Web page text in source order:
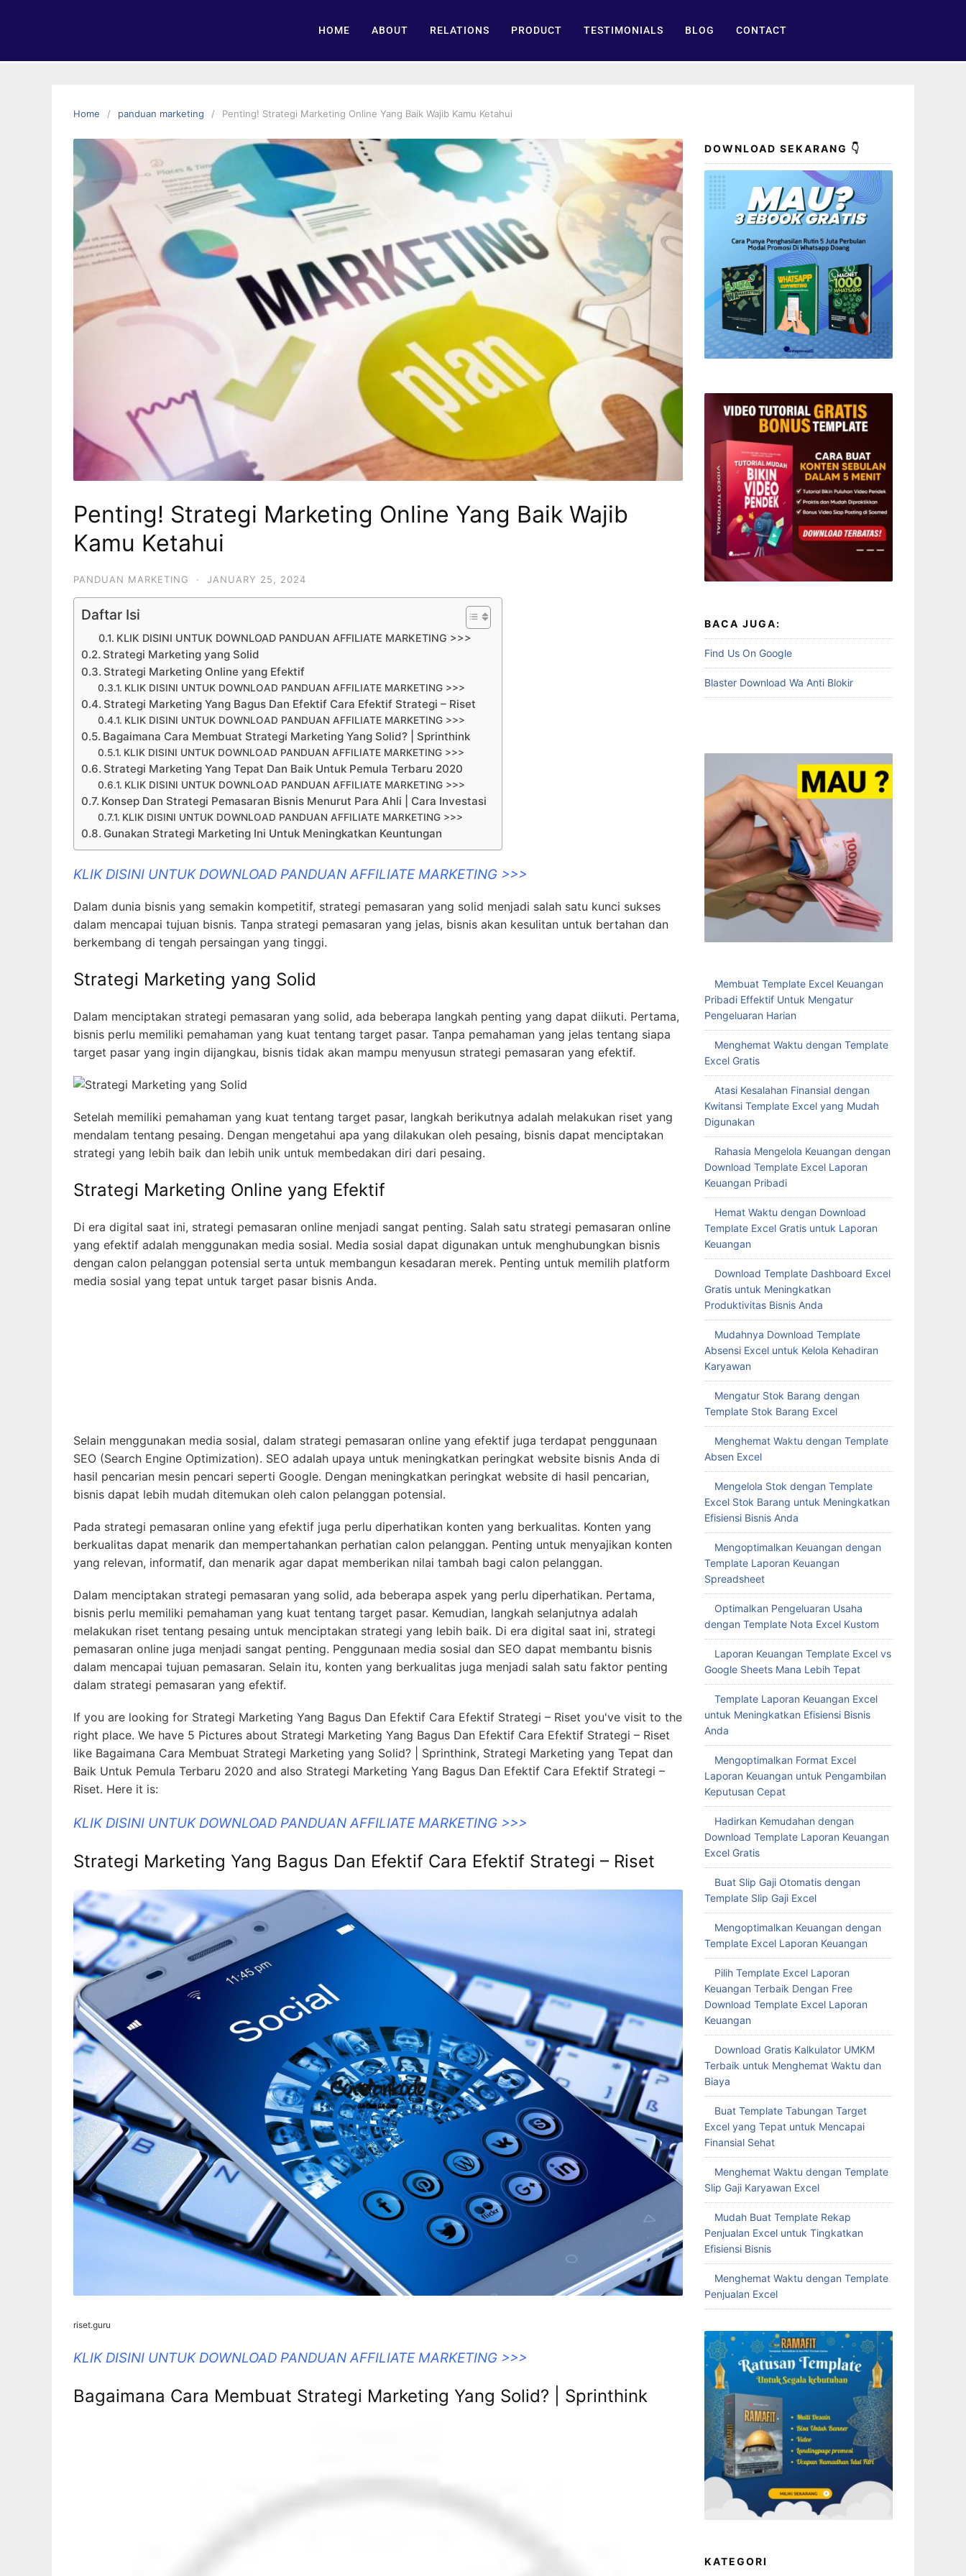
HOME ABOUT RELATIONS PRODUCT TESTIMONIALS BLOG CONTACT
Home panduan marketing Penting! Strategi Marketing Online Yang Baik Wajib Kamu Ketahui
Penting! Strategi Marketing Online Yang Baik Wajib
Kamu Ketahui
PANDUAN MARKETING · JANUARY 25, 2024
Daftar Isi
KLIK DISINI UNTUK DOWNLOAD PANDUAN AFFILIATE MARKETING >>>
Strategi Marketing yang Solid
Strategi Marketing Online yang Efektif
KLIK DISINI UNTUK DOWNLOAD PANDUAN AFFILIATE MARKETING >>>
Strategi Marketing Yang Bagus Dan Efektif Cara Efektif Strategi – Riset
KLIK DISINI UNTUK DOWNLOAD PANDUAN AFFILIATE MARKETING >>>
Bagaimana Cara Membuat Strategi Marketing Yang Solid? | Sprinthink
KLIK DISINI UNTUK DOWNLOAD PANDUAN AFFILIATE MARKETING >>>
Strategi Marketing Yang Tepat Dan Baik Untuk Pemula Terbaru 2020
KLIK DISINI UNTUK DOWNLOAD PANDUAN AFFILIATE MARKETING >>>
Konsep Dan Strategi Pemasaran Bisnis Menurut Para Ahli | Cara Investasi
KLIK DISINI UNTUK DOWNLOAD PANDUAN AFFILIATE MARKETING >>>
Gunakan Strategi Marketing Ini Untuk Meningkatkan Keuntungan
KLIK DISINI UNTUK DOWNLOAD PANDUAN AFFILIATE MARKETING >>>
Dalam dunia bisnis yang semakin kompetitif, strategi pemasaran yang solid menjadi salah satu kunci sukses
dalam mencapai tujuan bisnis. Tanpa strategi pemasaran yang jelas, bisnis akan kesulitan untuk bertahan dan
berkembang di tengah persaingan yang tinggi.
Strategi Marketing yang Solid
Dalam menciptakan strategi pemasaran yang solid, ada beberapa langkah penting yang dapat diikuti. Pertama,
bisnis perlu memiliki pemahaman yang kuat tentang target pasar. Tanpa pemahaman yang jelas tentang siapa
target pasar yang ingin dijangkau, bisnis tidak akan mampu menyusun strategi pemasaran yang efektif.
Setelah memiliki pemahaman yang kuat tentang target pasar, langkah berikutnya adalah melakukan riset yang
mendalam tentang pesaing. Dengan mengetahui apa yang dilakukan oleh pesaing, bisnis dapat menciptakan
strategi yang lebih baik dan lebih unik untuk membedakan diri dari pesaing.
Strategi Marketing Online yang Efektif
Di era digital saat ini, strategi pemasaran online menjadi sangat penting. Salah satu strategi pemasaran online
yang efektif adalah menggunakan media sosial. Media sosial dapat digunakan untuk menghubungkan bisnis
dengan calon pelanggan potensial serta untuk membangun kesadaran merek. Penting untuk memilih platform
media sosial yang tepat untuk target pasar bisnis Anda.
Selain menggunakan media sosial, dalam strategi pemasaran online yang efektif juga terdapat penggunaan
SEO (Search Engine Optimization). SEO adalah upaya untuk meningkatkan peringkat website bisnis Anda di
hasil pencarian mesin pencari seperti Google. Dengan meningkatkan peringkat website di hasil pencarian,
bisnis dapat lebih mudah ditemukan oleh calon pelanggan potensial.
Pada strategi pemasaran online yang efektif juga perlu diperhatikan konten yang berkualitas. Konten yang
berkualitas dapat menarik dan mempertahankan perhatian calon pelanggan. Penting untuk menyajikan konten
yang relevan, informatif, dan menarik agar dapat memberikan nilai tambah bagi calon pelanggan.
Dalam menciptakan strategi pemasaran yang solid, ada beberapa aspek yang perlu diperhatikan. Pertama,
bisnis perlu memiliki pemahaman yang kuat tentang target pasar. Kemudian, langkah selanjutnya adalah
melakukan riset tentang pesaing untuk menciptakan strategi yang lebih baik. Di era digital saat ini, strategi
pemasaran online juga menjadi sangat penting. Penggunaan media sosial dan SEO dapat membantu bisnis
dalam mencapai tujuan pemasaran. Selain itu, konten yang berkualitas juga menjadi salah satu faktor penting
dalam strategi pemasaran yang efektif.
If you are looking for Strategi Marketing Yang Bagus Dan Efektif Cara Efektif Strategi – Riset you've visit to the
right place. We have 5 Pictures about Strategi Marketing Yang Bagus Dan Efektif Cara Efektif Strategi – Riset
like Bagaimana Cara Membuat Strategi Marketing yang Solid? | Sprinthink, Strategi Marketing yang Tepat dan
Baik Untuk Pemula Terbaru 2020 and also Strategi Marketing Yang Bagus Dan Efektif Cara Efektif Strategi –
Riset. Here it is:
KLIK DISINI UNTUK DOWNLOAD PANDUAN AFFILIATE MARKETING >>>
Strategi Marketing Yang Bagus Dan Efektif Cara Efektif Strategi – Riset
riset.guru
KLIK DISINI UNTUK DOWNLOAD PANDUAN AFFILIATE MARKETING >>>
Bagaimana Cara Membuat Strategi Marketing Yang Solid? | Sprinthink
DOWNLOAD SEKARANG 👇
BACA JUGA:
Find Us On Google
Blaster Download Wa Anti Blokir
Membuat Template Excel Keuangan
Pribadi Effektif Untuk Mengatur
Pengeluaran Harian
Menghemat Waktu dengan Template
Excel Gratis
Atasi Kesalahan Finansial dengan
Kwitansi Template Excel yang Mudah
Digunakan
Rahasia Mengelola Keuangan dengan
Download Template Excel Laporan
Keuangan Pribadi
Hemat Waktu dengan Download
Template Excel Gratis untuk Laporan
Keuangan
Download Template Dashboard Excel
Gratis untuk Meningkatkan
Produktivitas Bisnis Anda
Mudahnya Download Template
Absensi Excel untuk Kelola Kehadiran
Karyawan
Mengatur Stok Barang dengan
Template Stok Barang Excel
Menghemat Waktu dengan Template
Absen Excel
Mengelola Stok dengan Template
Excel Stok Barang untuk Meningkatkan
Efisiensi Bisnis Anda
Mengoptimalkan Keuangan dengan
Template Laporan Keuangan
Spreadsheet
Optimalkan Pengeluaran Usaha
dengan Template Nota Excel Kustom
Laporan Keuangan Template Excel vs
Google Sheets Mana Lebih Tepat
Template Laporan Keuangan Excel
untuk Meningkatkan Efisiensi Bisnis
Anda
Mengoptimalkan Format Excel
Laporan Keuangan untuk Pengambilan
Keputusan Cepat
Hadirkan Kemudahan dengan
Download Template Laporan Keuangan
Excel Gratis
Buat Slip Gaji Otomatis dengan
Template Slip Gaji Excel
Mengoptimalkan Keuangan dengan
Template Excel Laporan Keuangan
Pilih Template Excel Laporan
Keuangan Terbaik Dengan Free
Download Template Excel Laporan
Keuangan
Download Gratis Kalkulator UMKM
Terbaik untuk Menghemat Waktu dan
Biaya
Buat Template Tabungan Target
Excel yang Tepat untuk Mencapai
Finansial Sehat
Menghemat Waktu dengan Template
Slip Gaji Karyawan Excel
Mudah Buat Template Rekap
Penjualan Excel untuk Tingkatkan
Efisiensi Bisnis
Menghemat Waktu dengan Template
Penjualan Excel
KATEGORI